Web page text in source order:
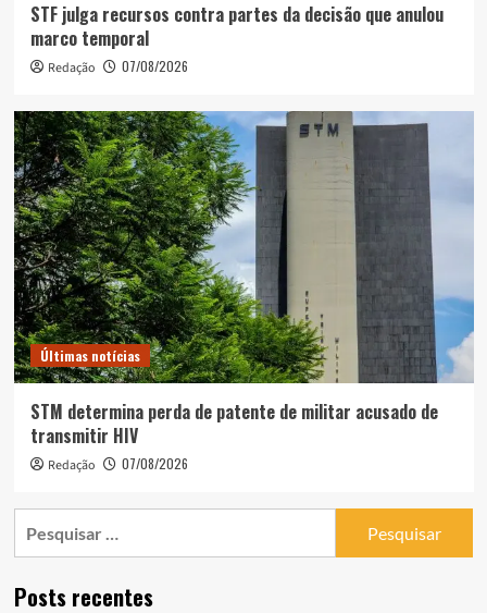
STF julga recursos contra partes da decisão que anulou
marco temporal
Redação 07/08/2026
Últimas notícias
STM determina perda de patente de militar acusado de
transmitir HIV
Redação 07/08/2026
Posts recentes